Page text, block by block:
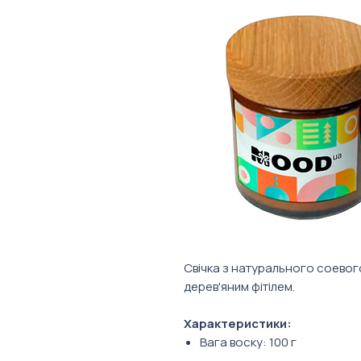
Свічка з натурального
дерев'яним фітілем.
Характеристики:
Вага воску: 100 г